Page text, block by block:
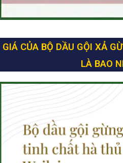
GIÁ CỦA BỘ DẦU GỘI XẢ
LÀ BAO